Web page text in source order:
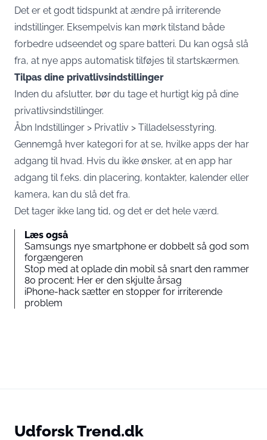
Det er et godt tidspunkt at ændre på irriterende
indstillinger. Eksempelvis kan mørk tilstand både
forbedre udseendet og spare batteri. Du kan også slå
fra, at nye apps automatisk tilføjes til startskærmen.
Tilpas dine privatlivsindstillinger
Inden du afslutter, bør du tage et hurtigt kig på dine
privatlivsindstillinger.
Åbn Indstillinger > Privatliv > Tilladelsesstyring.
Gennemgå hver kategori for at se, hvilke apps der har
adgang til hvad. Hvis du ikke ønsker, at en app har
adgang til f.eks. din placering, kontakter, kalender eller
kamera, kan du slå det fra.
Det tager ikke lang tid, og det er det hele værd.
Læs også
Samsungs nye smartphone er dobbelt så god som
forgængeren
Stop med at oplade din mobil så snart den rammer
80 procent: Her er den skjulte årsag
iPhone-hack sætter en stopper for irriterende
problem
Udforsk Trend.dk